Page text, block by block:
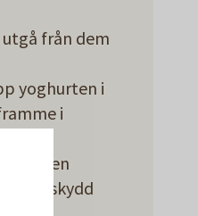
från dem
yoghurten i
i
utan skydd